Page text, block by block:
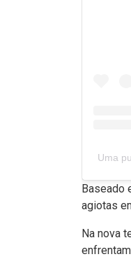
Uma
Baseado
agiotas
Na nova